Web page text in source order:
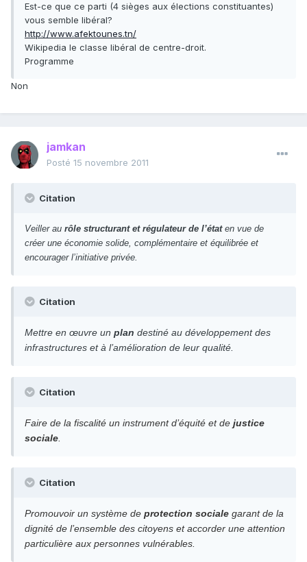
Est-ce que ce parti (4 sièges aux élections constituantes)
vous semble libéral?
http://www.afektounes.tn/
Wikipedia le classe libéral de centre-droit.
Programme
Non
jamkan
Posté 15 novembre 2011
Citation
Veiller au rôle structurant et régulateur de l’état en vue de
créer une économie solide, complémentaire et équilibrée et
encourager l’initiative privée.
Citation
Mettre en œuvre un plan destiné au développement des
infrastructures et à l’amélioration de leur qualité.
Citation
Faire de la fiscalité un instrument d’équité et de justice
sociale.
Citation
Promouvoir un système de protection sociale garant de la
dignité de l’ensemble des citoyens et accorder une attention
particulière aux personnes vulnérables.